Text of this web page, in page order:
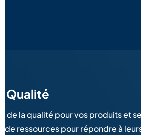
Qualité
de la qualité pour vos produits
ressources pour répondre à